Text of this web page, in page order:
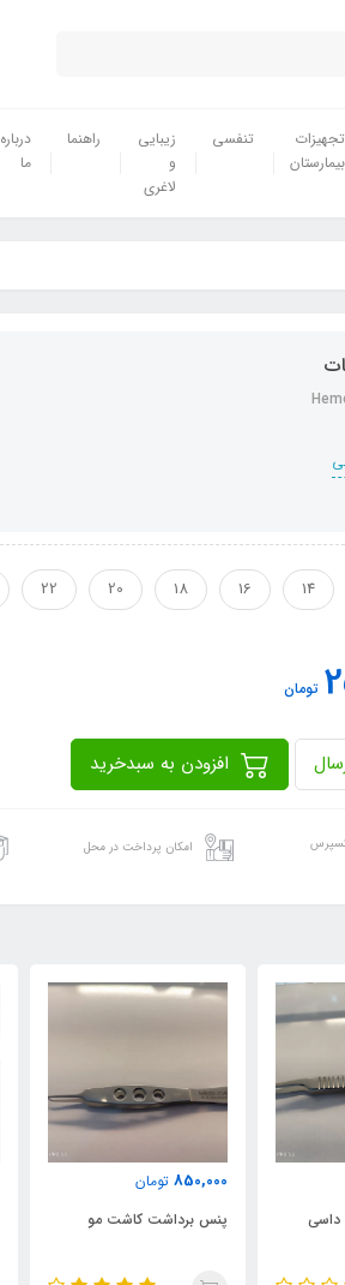
تجهیزات
بیمارستان
تنفسی
زیبایی
و
لاغری
راهنما
درباره
ما
14
16
18
20
22
تومان
امکان پرداخت در محل
850,000 تومان
پنس برداشت کاشت مو